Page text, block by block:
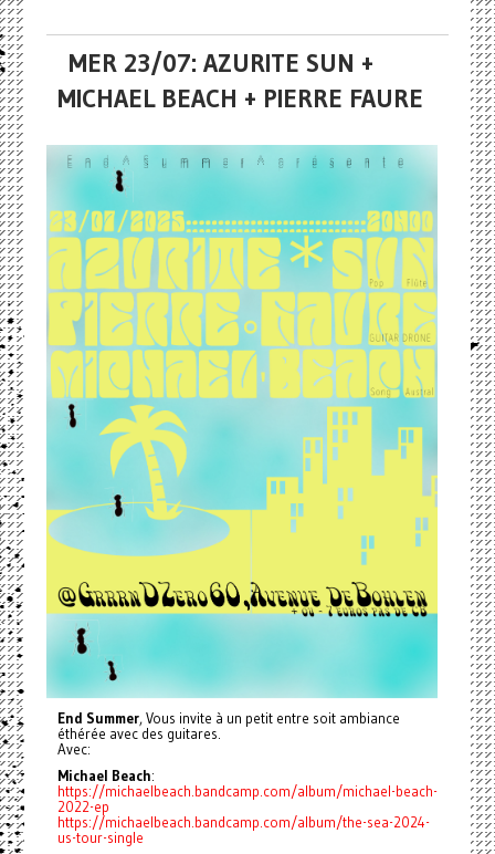
MER 23/07: AZURITE SUN +
MICHAEL BEACH + PIERRE FAURE
End Summer, Vous invite à un petit entre soit ambiance
éthérée avec des guitares.
Avec:
Michael Beach:
https://michaelbeach.bandcamp.com/album/michael-beach-
2022-ep
https://michaelbeach.bandcamp.com/album/the-sea-2024-
us-tour-single